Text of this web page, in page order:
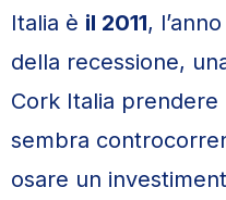
Italia è il 2011,
della recessione,
Cork Italia prendere
sembra
osare un